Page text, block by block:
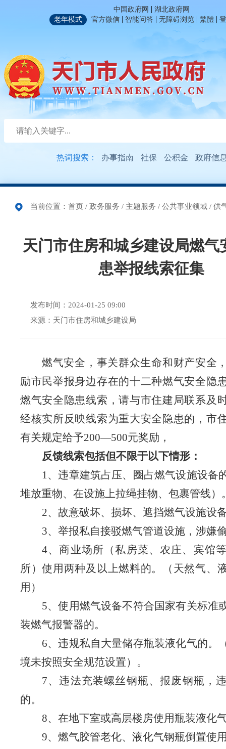
中国政府网 | 湖北政府网
老年模式
官方微信 | 智能问答 | 无障碍浏览 | 繁體 |
热词搜索： 办事指南 社保 公积金 政府信
当前位置： 首页 / 政务服务 / 主题服务 / 公共事业领域 / 供
天门市住房和城乡建设局燃气
患举报线索征集
发布时间：2024-01-25 09:00
来源：天门市住房和城乡建设局
燃气安全，事关群众生命和财产安全
励市民举报身边存在的十二种燃气安全隐
燃气安全隐患线索，请与市住建局联系及
经核实所反映线索为重大安全隐患的，市
有关规定给予200—500元奖励，
反馈线索包括但不限于以下情形：
1、违章建筑占压、圈占燃气设施设备
堆放重物、在设施上拉绳挂物、包裹管线）
2、故意破坏、损坏、遮挡燃气设施设
3、 举报私自接驳燃气管道设施，涉嫌
4、商业场所 （私房菜、农庄、宾馆
所）使用两种及以上燃料的。（天然气、
用）
5、使用燃气设备不符合国家有关标准
装燃气报警器的。
6、违规私自大量储存瓶装液化气的。
境未按照安全规范设置）。
7、违法充装螺丝钢瓶、报废钢瓶，
的。
8、在地下室或高层楼房使用瓶装液化
9、燃气胶管老化、液化气钢瓶倒置使